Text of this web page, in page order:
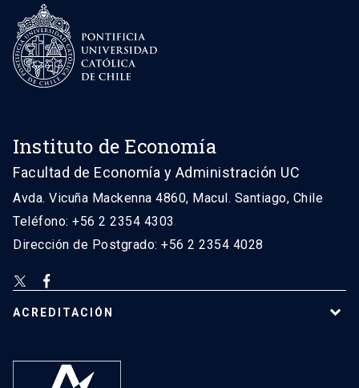
Instituto de Economía
Facultad de Economía y Administración UC
Avda. Vicuña Mackenna 4860, Macul. Santiago, Chile
Teléfono: +56 2 2354 4303
Dirección de Postgrado: +56 2 2354 4028
ACREDITACIÓN